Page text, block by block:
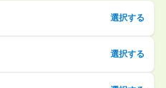
選択する
選択する